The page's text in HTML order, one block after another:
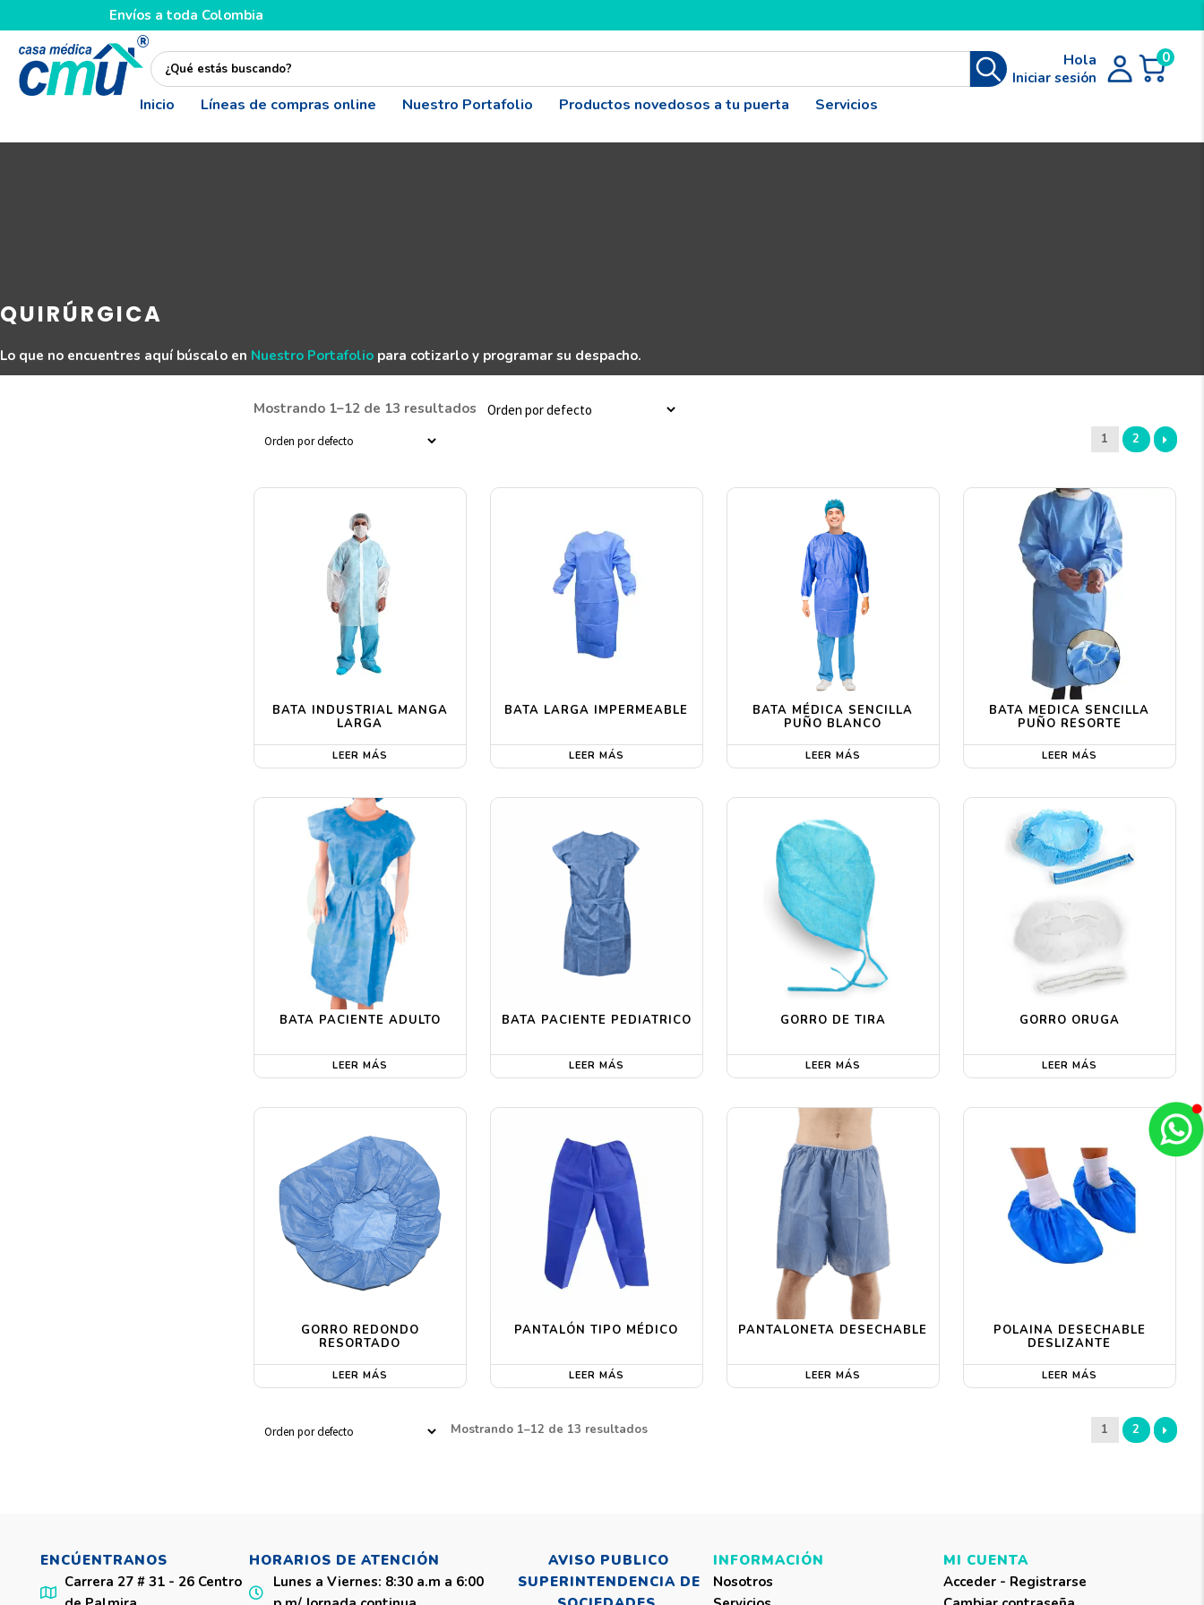
Envíos a toda Colombia
Hola
Iniciar sesión
0
Inicio Líneas de compras online Nuestro Portafolio Productos novedosos a tu puerta Servicios
QUIRÚRGICA
Lo que no encuentres aquí búscalo en Nuestro Portafolio para cotizarlo y programar su despacho.
Mostrando 1–12 de 13 resultados
1 2
BATA INDUSTRIAL MANGA
LARGA
LEER MÁS
BATA LARGA IMPERMEABLE
LEER MÁS
BATA MÉDICA SENCILLA
PUÑO BLANCO
LEER MÁS
BATA MEDICA SENCILLA
PUÑO RESORTE
LEER MÁS
BATA PACIENTE ADULTO
LEER MÁS
BATA PACIENTE PEDIATRICO
LEER MÁS
GORRO DE TIRA
LEER MÁS
GORRO ORUGA
LEER MÁS
GORRO REDONDO
RESORTADO
LEER MÁS
PANTALÓN TIPO MÉDICO
LEER MÁS
PANTALONETA DESECHABLE
LEER MÁS
POLAINA DESECHABLE
DESLIZANTE
LEER MÁS
Mostrando 1–12 de 13 resultados 1 2
ENCÚENTRANOS
Carrera 27 # 31 - 26 Centro
HORARIOS DE ATENCIÓN
Lunes a Viernes: 8:30 a.m a 6:00
AVISO PUBLICO
SUPERINTENDENCIA DE
INFORMACIÓN
Nosotros
MI CUENTA
Acceder - Registrarse